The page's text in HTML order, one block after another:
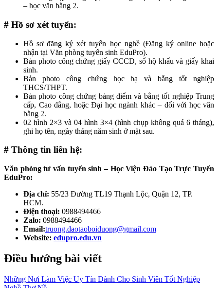
– học văn bằng 2.
# Hồ sơ xét tuyển:
Hồ sơ đăng ký xét tuyển học nghề (Đăng ký online hoặc
nhận tại Văn phòng tuyển sinh EduPro).
Bản photo công chứng giấy CCCD, sổ hộ khẩu và giấy khai
sinh.
Bản photo công chứng học bạ và bằng tốt nghiệp
THCS/THPT.
Bản photo công chứng bảng điểm và bằng tốt nghiệp Trung
cấp, Cao đẳng, hoặc Đại học ngành khác – đối với học văn
bằng 2.
02 hình 2×3 và 04 hình 3×4 (hình chụp không quá 6 tháng),
ghi họ tên, ngày tháng năm sinh ở mặt sau.
# Thông tin liên hệ:
Văn phòng tư vấn tuyển sinh – Học Viện Đào Tạo Trực Tuyến
EduPro:
Địa chỉ: 55/23 Đường TL19 Thạnh Lộc, Quận 12, TP.
HCM.
Điện thoại: 0988494466
Zalo: 0988494466
Email:truong.daotaoboiduong@gmail.com
Website: edupro.edu.vn
Điều hướng bài viết
Những Nơi Làm Việc Uy Tín Dành Cho Sinh Viên Tốt Nghiệp